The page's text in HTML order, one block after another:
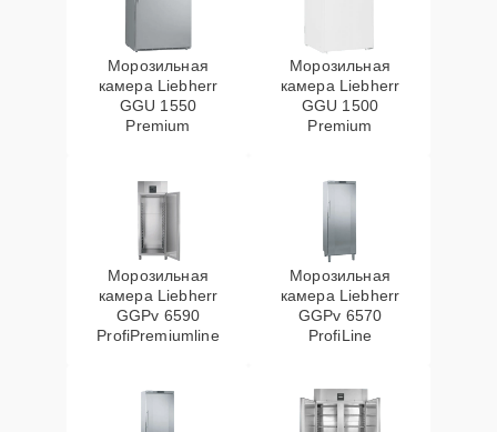
Морозильная
камера Liebherr
GGU 1550
Premium
Морозильная
камера Liebherr
GGU 1500
Premium
Морозильная
камера Liebherr
GGPv 6590
ProfiPremiumline
Морозильная
камера Liebherr
GGPv 6570
ProfiLine